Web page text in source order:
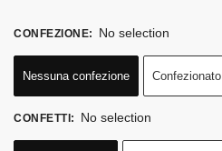
CONFEZIONE: No selection
Nessuna confezione Confezionato
CONFETTI: No selection